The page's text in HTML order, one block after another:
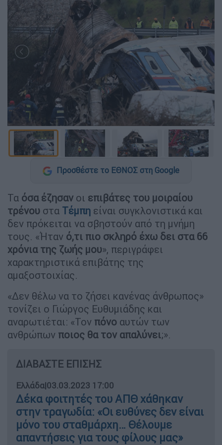
Προσθέστε το ΕΘΝΟΣ στη Google
Τα όσα έζησαν οι επιβάτες του μοιραίου
τρένου στα Τέμπη είναι συγκλονιστικά και
δεν πρόκειται να σβηστούν από τη μνήμη
τους. «Ήταν ό,τι πιο σκληρό έχω δει στα 66
χρόνια της ζωής μου», περιγράφει
χαρακτηριστικά επιβάτης της
αμαξοστοιχίας.
«Δεν θέλω να το ζήσει κανένας άνθρωπος»
τονίζει ο Γιώργος Ευθυμιάδης και
αναρωτιέται: «Τον πόνο αυτών των
ανθρώπων ποιος θα τον απαλύνει;».
ΔΙΑΒΑΣΤΕ ΕΠΙΣΗΣ
Ελλάδα|03.03.2023 17:00
Δέκα φοιτητές του ΑΠΘ χάθηκαν
στην τραγωδία: «Οι ευθύνες δεν είναι
μόνο του σταθμάρχη… Θέλουμε
απαντήσεις για τους φίλους μας»